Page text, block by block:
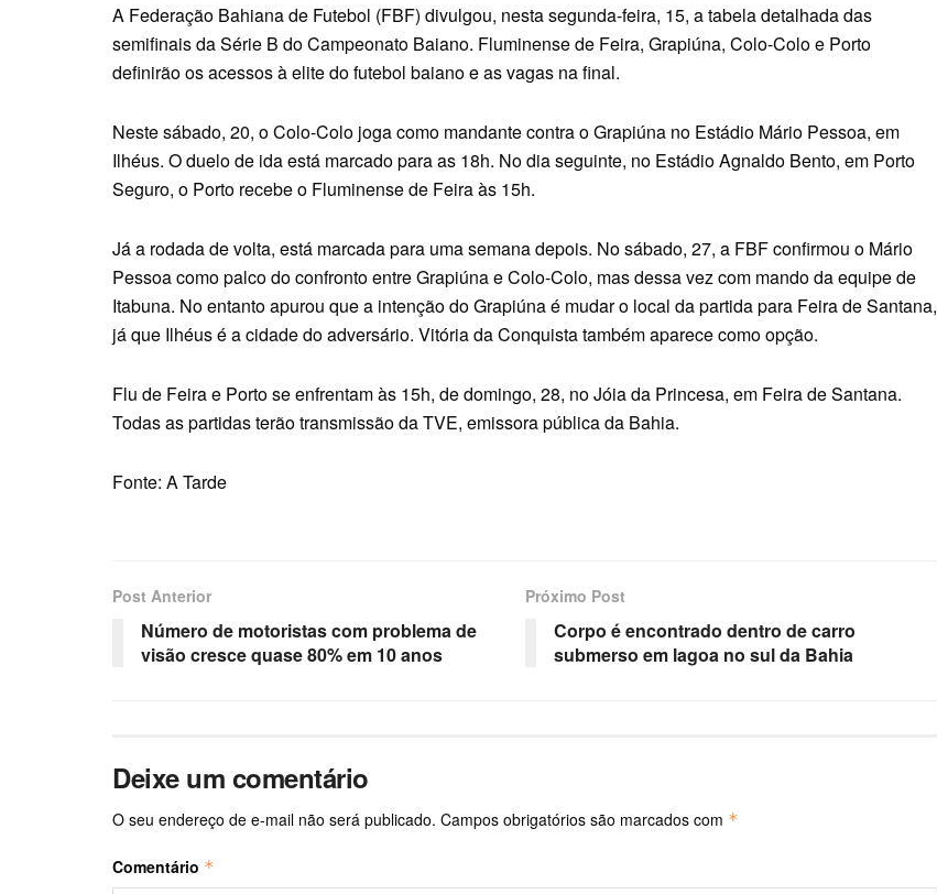
A Federação Bahiana de Futebol (FBF) divulgou, nesta segunda-feira, 15, a tabela detalhada das
semifinais da Série B do Campeonato Baiano. Fluminense de Feira, Grapiúna, Colo-Colo e Porto
definirão os acessos à elite do futebol baiano e as vagas na final.
Neste sábado, 20, o Colo-Colo joga como mandante contra o Grapiúna no Estádio Mário Pessoa, em
Ilhéus. O duelo de ida está marcado para as 18h. No dia seguinte, no Estádio Agnaldo Bento, em Porto
Seguro, o Porto recebe o Fluminense de Feira às 15h.
Já a rodada de volta, está marcada para uma semana depois. No sábado, 27, a FBF confirmou o Mário
Pessoa como palco do confronto entre Grapiúna e Colo-Colo, mas dessa vez com mando da equipe de
Itabuna. No entanto apurou que a intenção do Grapiúna é mudar o local da partida para Feira de Santana,
já que Ilhéus é a cidade do adversário. Vitória da Conquista também aparece como opção.
Flu de Feira e Porto se enfrentam às 15h, de domingo, 28, no Jóia da Princesa, em Feira de Santana.
Todas as partidas terão transmissão da TVE, emissora pública da Bahia.
Fonte: A Tarde
Post Anterior
Número de motoristas com problema de
visão cresce quase 80% em 10 anos
Próximo Post
Corpo é encontrado dentro de carro
submerso em lagoa no sul da Bahia
Deixe um comentário
O seu endereço de e-mail não será publicado. Campos obrigatórios são marcados com *
Comentário *